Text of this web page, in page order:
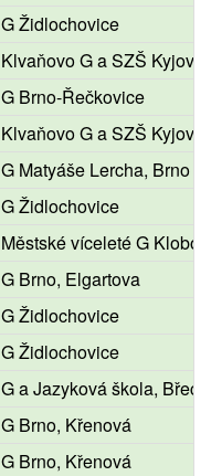
G Židlochovice
Klvaňovo G a SZŠ Kyjov
G Brno-Řečkovice
Klvaňovo G a SZŠ Kyjov
G Matyáše Lercha, Brno
G Židlochovice
Městské víceleté G
G Brno, Elgartova
G Židlochovice
G Židlochovice
G a Jazyková škola,
G Brno, Křenová
G Brno, Křenová